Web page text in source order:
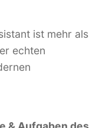
ist mehr als
echten